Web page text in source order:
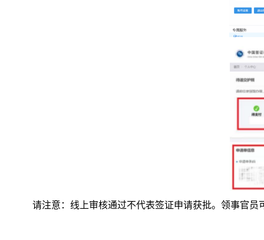
请注意：线上审核通过不代表签证申请获批。领事官